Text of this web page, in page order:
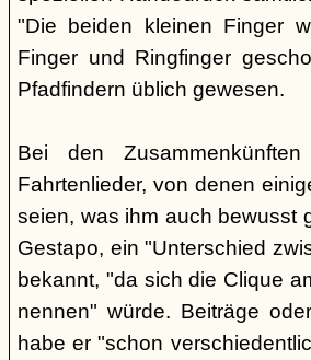
"Die beiden kleinen Finger
Finger und Ringfinger
Pfadfindern üblich gewesen.
Bei den
Fahrtenlieder, von denen
seien, was ihm auch bewusst
Gestapo, ein "Unterschied
bekannt, "da sich die Clique
nennen" würde. Beiträge
habe er "schon